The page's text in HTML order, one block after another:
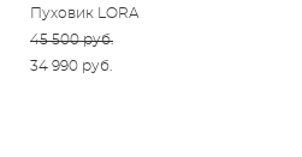
Пуховик LORA
45 500 pуб.
34 990 pуб.